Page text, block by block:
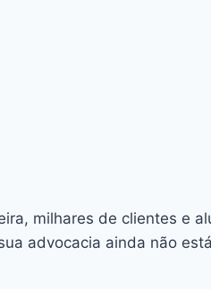
milhares de clientes e
advocacia ainda não